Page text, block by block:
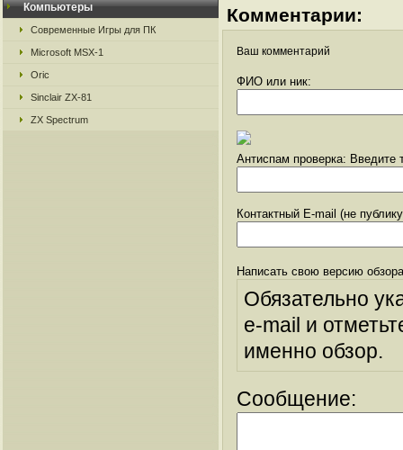
Компьютеры
Современные Игры для ПК
Microsoft MSX-1
Oric
Sinclair ZX-81
ZX Spectrum
Комментарии:
Ваш комментарий
ФИО или ник:
Антиспам проверка: Введите
Контактный E-mail (не
Написать свою версию
Обязательно
e-mail и
именно обзор.
Сообщение: